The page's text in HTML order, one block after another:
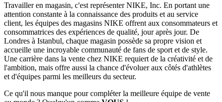
Travailler en magasin, c'est représenter NIKE, Inc. En portant une
attention constante à la connaissance des produits et au service
client, les équipes des magasins NIKE offrent aux consommateurs et
consommatrices des expériences de qualité, jour après jour. De
Londres à Istanbul, chaque magasin possède sa propre vision et
accueille une incroyable communauté de fans de sport et de style.
Une carrière dans la vente chez NIKE requiert de la créativité et de
l'ambition, mais offre aussi la chance d'évoluer aux côtés d'athlètes
et d'équipes parmi les meilleurs du secteur.
Ce qu'il nous manque pour compléter la meilleure équipe de vente